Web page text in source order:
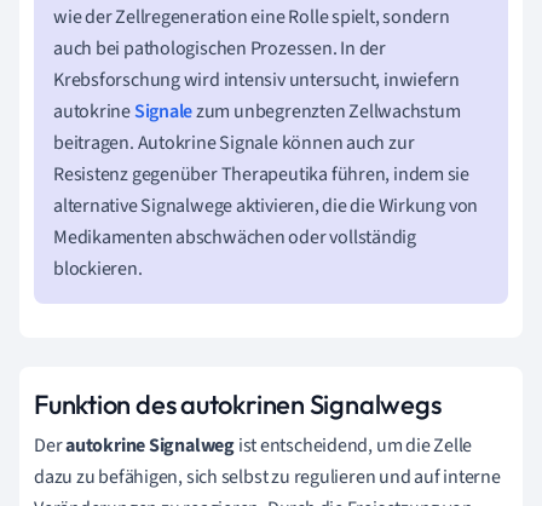
wie der Zellregeneration eine Rolle spielt, sondern
auch bei pathologischen Prozessen. In der
Krebsforschung wird intensiv untersucht, inwiefern
autokrineSignalezum unbegrenzten Zellwachstum
beitragen. Autokrine Signale können auch zur
Resistenz gegenüber Therapeutika führen, indem sie
alternative Signalwege aktivieren, die die Wirkung von
Medikamenten abschwächen oder vollständig
blockieren.
Funktion des autokrinen Signalwegs
Derautokrine Signalwegist entscheidend, um die Zelle
dazu zu befähigen, sich selbst zu regulieren und auf interne